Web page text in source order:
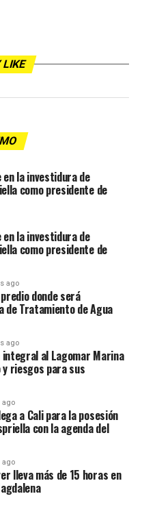
LIKE
la investidura de
como presidente de
la investidura de
como presidente de
ago
donde será
de Tratamiento de Agua
ago
integral al Lagomar Marina
riesgos para sus
ago
a Cali para la posesión
con la agenda del
ago
lleva más de 15 horas en